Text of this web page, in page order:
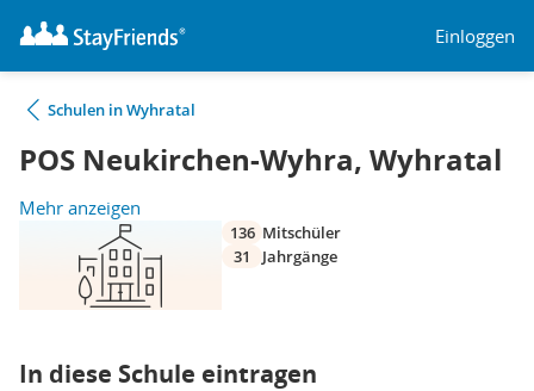
Einloggen
Schulen in Wyhratal
POS Neukirchen-Wyhra, Wyhratal
Mehr anzeigen
136 Mitschüler
31
Jahrgänge
In diese Schule eintragen